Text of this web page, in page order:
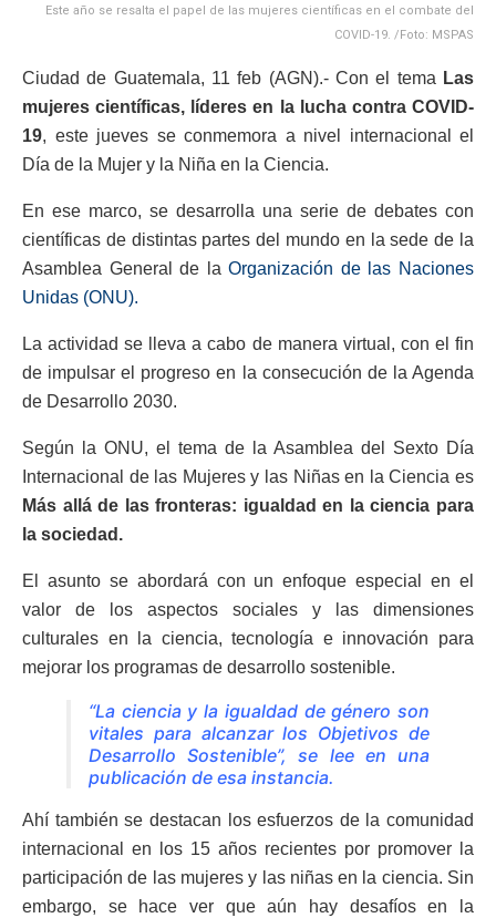
Este año se resalta el papel de las mujeres científicas en el combate del
COVID-19. /Foto: MSPAS
Ciudad de Guatemala, 11 feb (AGN).- Con el tema Las
mujeres científicas, líderes en la lucha contra COVID-
19, este jueves se conmemora a nivel internacional el
Día de la Mujer y la Niña en la Ciencia.
En ese marco, se desarrolla una serie de debates con
científicas de distintas partes del mundo en la sede de la
Asamblea General de laOrganización de las Naciones
Unidas (ONU).
La actividad se lleva a cabo de manera virtual, con el fin
de impulsar el progreso en la consecución de la Agenda
de Desarrollo 2030.
Según la ONU, el tema de la Asamblea del Sexto Día
Internacional de las Mujeres y las Niñas en la Ciencia es
Más allá de las fronteras: igualdad en la ciencia para
la sociedad.
El asunto se abordará con un enfoque especial en el
valor de los aspectos sociales y las dimensiones
culturales en la ciencia, tecnología e innovación para
mejorar los programas de desarrollo sostenible.
“La ciencia y la igualdad de género son
vitales para alcanzar los Objetivos de
Desarrollo Sostenible”, se lee en una
publicación de esa instancia.
Ahí también se destacan los esfuerzos de la comunidad
internacional en los 15 años recientes por promover la
participación de las mujeres y las niñas en la ciencia. Sin
embargo, se hace ver que aún hay desafíos en la